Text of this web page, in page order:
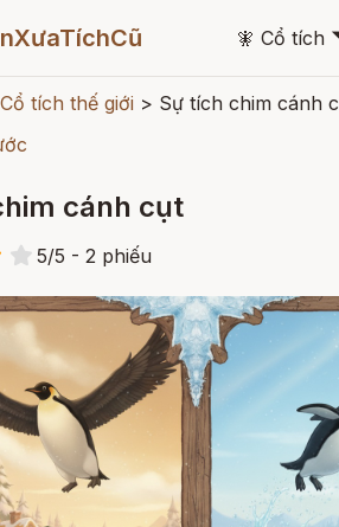
🧚 Cổ tích
Cổ tích thế giới > Sự tích chim cánh
cánh cụt
5/5 - 2 phiếu